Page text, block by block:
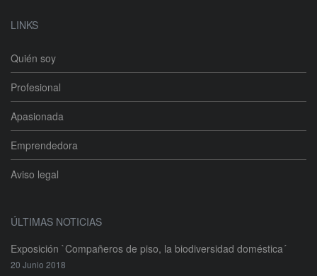
LINKS
Quién soy
Profesional
Apasionada
Emprendedora
Aviso legal
ÚLTIMAS NOTICIAS
Exposición `Compañeros de piso, la biodiversidad doméstica´
20 Junio 2018